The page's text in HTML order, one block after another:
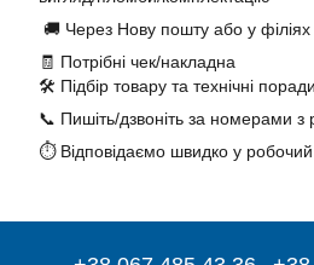
🚚 Через Нову пошту або у філіях
🧾 Потрібні чек/накладна
🛠️ Підбір товару та технічні
📞 Пишіть/дзвоніть за номерами з
⏱️ Відповідаємо швидко у